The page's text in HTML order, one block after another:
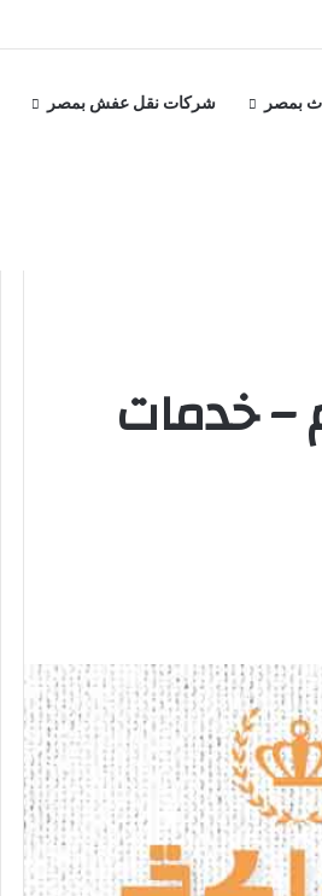
بمصر شركات نقل عفش بمصر
– خدمات